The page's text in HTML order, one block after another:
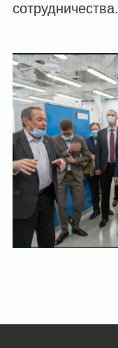
сотрудничества.